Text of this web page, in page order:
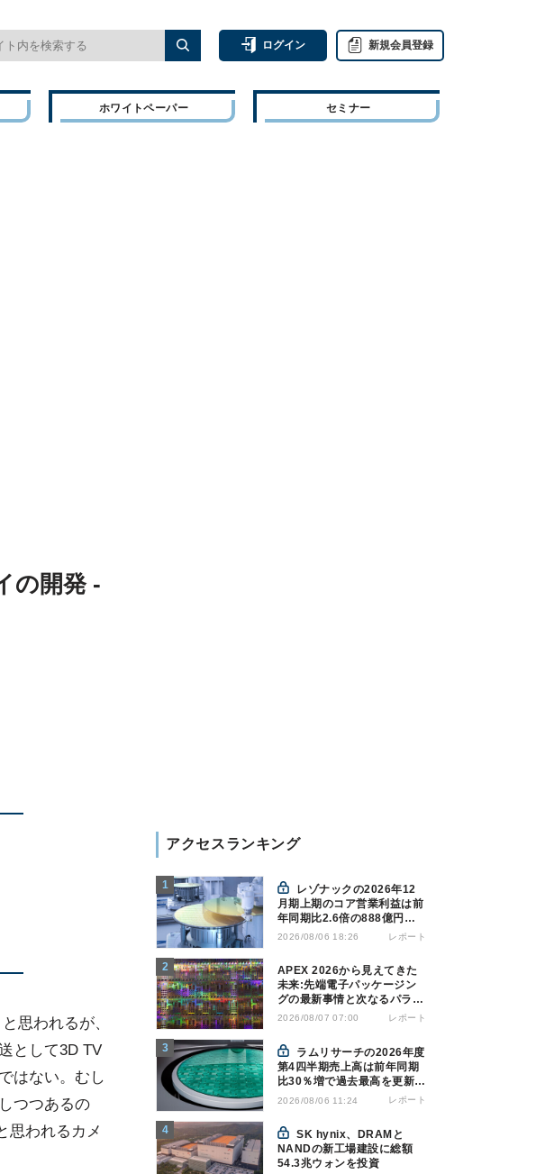
ログイン 新規会員登録
ホワイトペーパー セミナー
の開発 -
思われるが、
として3D TV
はない。むし
つつあるの
思われるカメ
アクセスランキング
月期上期のコア営業利益は前
年同期比2.6倍の888億円、
AI向け半導体材料が好調
2026/08/06 18:26 レポート
APEX 2026から見えてきた
未来:先端電子パッケージン
グの最新事情と次なるパラダ
イムシフト
2026/08/07 07:00 レポート
第4四半期売上高は前年同期
比30％増で過去最高を更新、
NAND関連が好調
2026/08/06 11:24 レポート
SK hynix、DRAMと
NANDの新工場建設に総額
54.3兆ウォンを投資